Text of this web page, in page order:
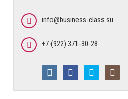
info@business-class.su
+7 (922) 371-30-28